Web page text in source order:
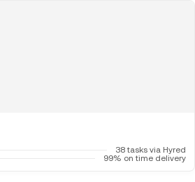
38 tasks via Hyred
99% on time delivery